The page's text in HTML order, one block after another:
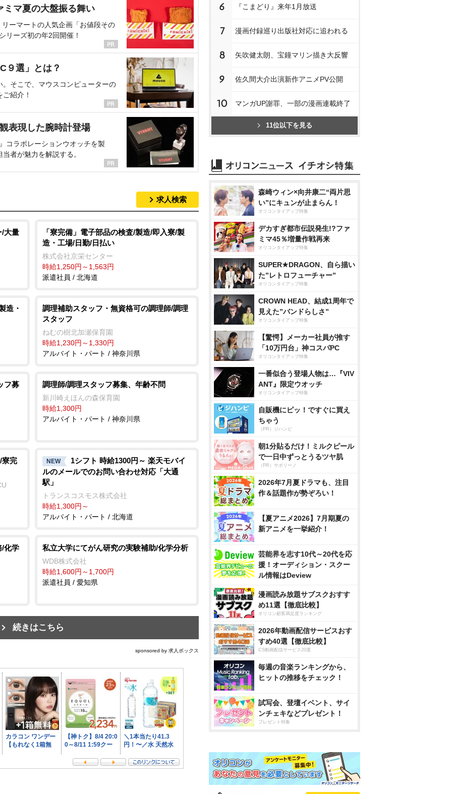
ミマ夏の大盤振る舞い
ーマートの人気企画「お値段その
リーズ初の年2回開催！
９選」とは？
そこで、マウスコンピューターの
紹介！
表現した腕時計登場
コラボレーションウオッチを製
者が魅力を解説する。
求人検索
/大量
「寮完備」電子部品の検査/製造/即入寮/製
造・工場/日勤/日払い
株式会社京栄センター
時給1,250円～1,563円
派遣社員 / 北海道
造・
調理補助スタッフ・無資格可の調理師/調理
スタッフ
ねむの樹北加瀬保育園
時給1,230円～1,330円
アルバイト・パート / 神奈川県
フ募 調理師/調理スタッフ募集、年齢不問
新川崎えほんの森保育園
時給1,300円
アルバイト・パート / 神奈川県
寮完 NEW
1シフト 時給1300円～ 楽天モバイ
ルのメールでのお問い合わせ対応「大通
駅」
トランスコスモス株式会社
時給1,300円～
アルバイト・パート / 北海道
/化学 私立大学にてがん研究の実験補助/化学分析
WDB株式会社
時給1,600円～1,700円
派遣社員 / 愛知県
続きはこちら
sponsored by 求人ボックス
6 『こまどり』来年1月放送
7 漫画付録巡り出版社対応に追われる
8 矢吹健太朗、宝鐘マリン描き大反響
9 佐久間大介出演新作アニメPV公開
10 マンガUP謝罪、一部の漫画連載終了
11位以下を見る
森崎ウィン×向井康二“両片思
い”にキュンが止まらん！
オリコンタイアップ特集
デカすぎ都市伝説発生!?ファ
ミマ45％増量作戦再来
オリコンタイアップ特集
SUPER★DRAGON、自ら描い
た”レトロフューチャー”
オリコンタイアップ特集
CROWN HEAD、結成1周年で
見えた”バンドらしさ”
オリコンタイアップ特集
【驚愕】メーカー社員が推す
「10万円台」神コスパPC
オリコンタイアップ特集
一番似合う登場人物は…『VIV
ANT』限定ウオッチ
オリコンタイアップ特集
自販機にピッ！ですぐに買え
ちゃう
（PR）ジハンピ
朝1分貼るだけ！ミルクピール
で一日中ずっとうるツヤ肌
（PR）サボリーノ
2026年7月夏ドラマも、注目
作＆話題作が勢ぞろい！
【夏アニメ2026】7月期夏の
新アニメを一挙紹介！
芸能界を志す10代～20代を応
援！オーディション・スクー
ル情報はDeview
漫画読み放題サブスクおすす
め11選【徹底比較】
オリコン顧客満足度ランキング
2026年動画配信サービスおす
すめ40選【徹底比較】
CS動画配信サービス20選
毎週の音楽ランキングから、
ヒットの推移をチェック！
試写会、登壇イベント、サイ
ンチェキなどプレゼント！
プレゼント特集